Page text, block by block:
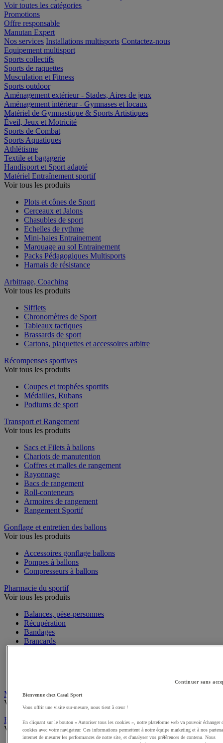
Voir toutes les catégories
Promotions
Offre responsable
Manutan Expert
Nos services Installations multisports Contactez-nous
Equipement multisport
Sports collectifs
Sports de raquettes
Musculation et Fitness
Sports outdoor
Aménagement extérieur - Stades, Aires de jeux
Aménagement intérieur - Gymnases et locaux
Matériel de Gymnastique & Sports Artistiques
Éveil, Jeux et Motricité
Sports de Combat
Sports Aquatiques
Athlétisme
Textile et bagagerie
Handisport et Sport adapté
Matériel Entraînement sportif
Voir tous les produits
Plots et cônes de Sport
Cerceaux et Jalons
Chasubles de sport
Echelles de rythme
Mini-haies Entrainement
Marquage au sol Entrainement
Packs Pédagogiques Multisports
Harnais de résistance
Arbitrage, Coaching
Voir tous les produits
Sifflets
Chronomètres de Sport
Tableaux tactiques
Brassards de sport
Cartons, plaquettes et accessoires arbitre
Récompenses sportives
Voir tous les produits
Coupes et trophées sportifs
Médailles, Rubans
Podiums de sport
Transport et Rangement
Voir tous les produits
Sacs et Filets à ballons
Chariots de manutention
Coffres et malles de rangement
Rayonnage
Bacs de rangement
Roll-conteneurs
Armoires de rangement
Rangement Sportif
Gonflage et entretien des ballons
Voir tous les produits
Accessoires gonflage ballons
Pompes à ballons
Compresseurs à ballons
Pharmacie du sportif
Voir tous les produits
Balances, pèse-personnes
Récupération
Bandages
Brancards
Montres cardio, cardiofréquencemètres
Voir tous les produits
EPI, Hygiène & Aménagement
Voir tous les produits
Continuer sans
Bienvenue chez Casal Sport
Vous offrir une visite sur-mesure, nous tient à cœur !
En cliquant sur le bouton « Autoriser tous les cookies », notre plateforme web va pouvoir échanger
cookies avec votre navigateur. Ces informations permettent à notre équipe marketing et à nos
internet de mesurer les performances de notre site, et d'analyser vos préférences de contenu. Nous